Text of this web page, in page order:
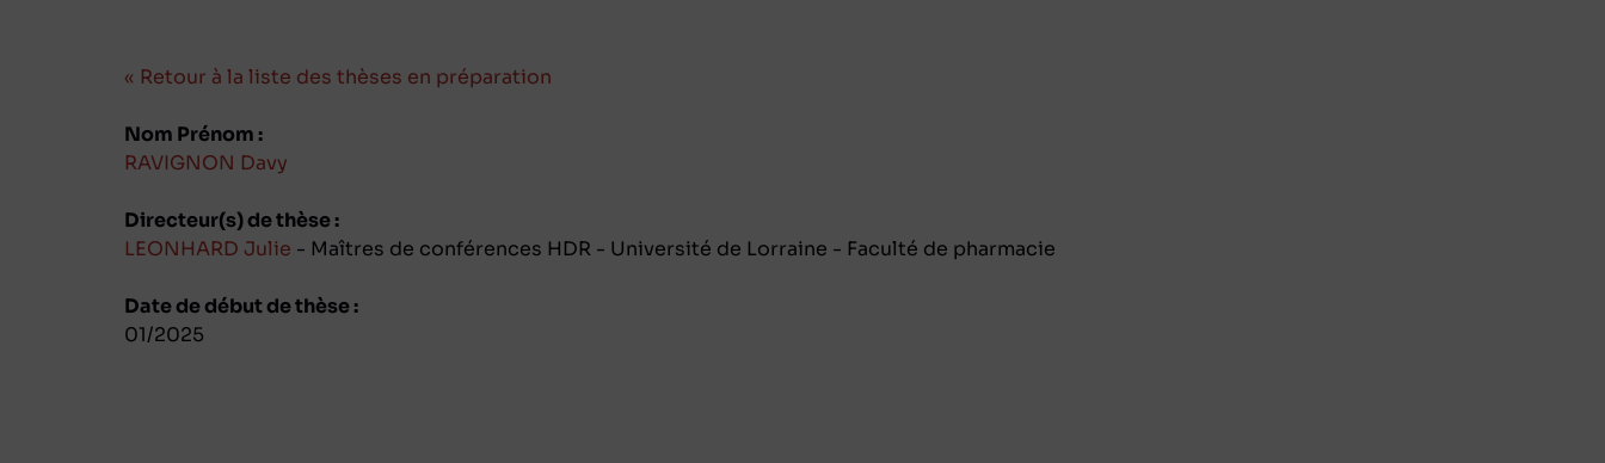
« Retour à la liste des thèses en préparation
Nom Prénom :
RAVIGNON Davy
Directeur(s) de thèse :
LEONHARD Julie - Maîtres de conférences HDR - Université de Lorraine - Faculté de pharmacie
Date de début de thèse :
01/2025